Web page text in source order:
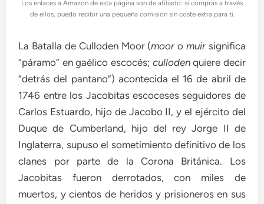
Los enlaces a Amazon de esta página son de afiliado: si compras a través
de ellos, puedo recibir una pequeña comisión sin coste extra para ti.
La Batalla de Culloden Moor (moor o muirsignifica
“páramo” en gaélico escocés; cullodenquiere decir
“detrás del pantano”) acontecida el 16 de abril de
1746 entre los Jacobitas escoceses seguidores de
Carlos Estuardo, hijo de Jacobo II, y el ejército del
Duque de Cumberland, hijo del rey Jorge II de
Inglaterra, supuso el sometimiento definitivo de los
clanes por parte de la Corona Británica. Los
Jacobitas fueron derrotados, con miles de
muertos, y cientos de heridos y prisioneros en sus